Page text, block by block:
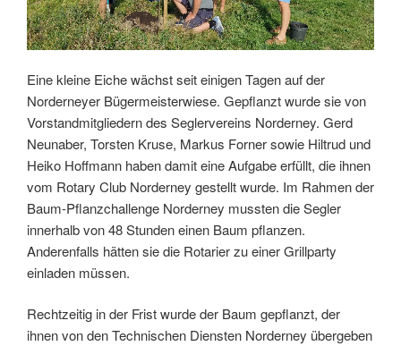
Eine kleine Eiche wächst seit einigen Tagen auf der
Norderneyer Bügermeisterwiese. Gepflanzt wurde sie von
Vorstandmitgliedern des Seglervereins Norderney. Gerd
Neunaber, Torsten Kruse, Markus Forner sowie Hiltrud und
Heiko Hoffmann haben damit eine Aufgabe erfüllt, die ihnen
vom Rotary Club Norderney gestellt wurde. Im Rahmen der
Baum-Pflanzchallenge Norderney mussten die Segler
innerhalb von 48 Stunden einen Baum pflanzen.
Anderenfalls hätten sie die Rotarier zu einer Grillparty
einladen müssen.
Rechtzeitig in der Frist wurde der Baum gepflanzt, der
ihnen von den Technischen Diensten Norderney übergeben